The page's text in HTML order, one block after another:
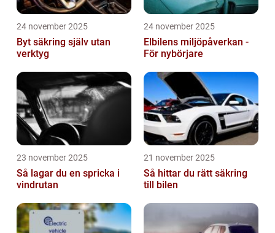
24 november 2025
Byt säkring själv utan
verktyg
24 november 2025
Elbilens miljöpåverkan -
För nybörjare
23 november 2025
Så lagar du en spricka i
vindrutan
21 november 2025
Så hittar du rätt säkring
till bilen